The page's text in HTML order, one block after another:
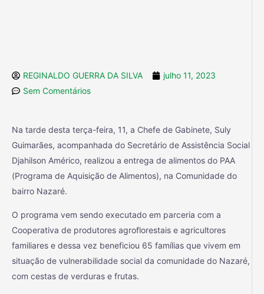
REGINALDO GUERRA DA SILVA
julho 11, 2023
Sem Comentários
Na tarde desta terça-feira, 11, a Chefe de Gabinete, Suly
Guimarães, acompanhada do Secretário de Assistência Social
Djahilson Américo, realizou a entrega de alimentos do PAA
(Programa de Aquisição de Alimentos), na Comunidade do
bairro Nazaré.
O programa vem sendo executado em parceria com a
Cooperativa de produtores agroflorestais e agricultores
familiares e dessa vez beneficiou 65 famílias que vivem em
situação de vulnerabilidade social da comunidade do Nazaré,
com cestas de verduras e frutas.